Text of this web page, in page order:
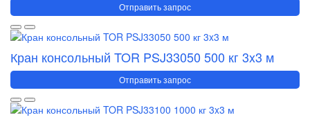
Отправить запрос
Кран консольный TOR PSJ33050 500 кг 3x3 м
Отправить запрос